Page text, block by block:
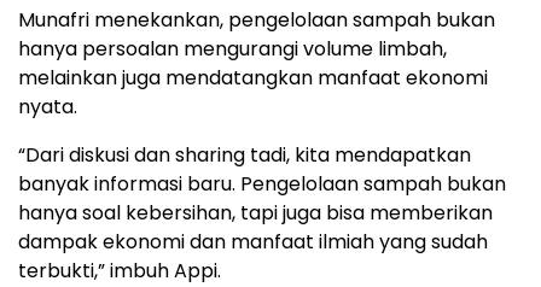
Munafri menekankan, pengelolaan sampah bukan
hanya persoalan mengurangi volume limbah,
melainkan juga mendatangkan manfaat ekonomi
nyata.
“Dari diskusi dan sharing tadi, kita mendapatkan
banyak informasi baru. Pengelolaan sampah bukan
hanya soal kebersihan, tapi juga bisa memberikan
dampak ekonomi dan manfaat ilmiah yang sudah
terbukti,” imbuh Appi.